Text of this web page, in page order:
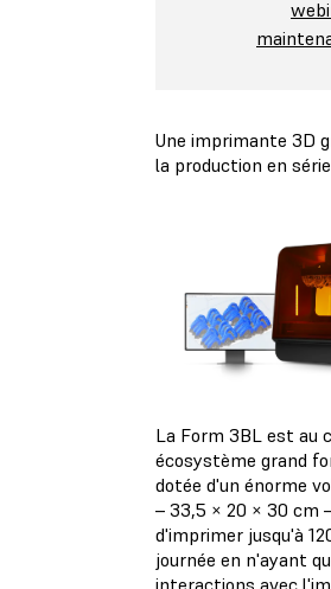
Une imprimante 3D
la production en
La Form 3BL est au
écosystème grand
dotée d'un énorme
– 33,5 × 20 × 30 cm
d'imprimer jusqu'à
journée en n'ayant
interactions avec